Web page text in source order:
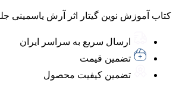
کتاب آموزش نوین گیتار اثر آرش یاسمینی
ارسال سریع به سراسر ایران
تضمین قیمت
تضمین کیفیت محصول